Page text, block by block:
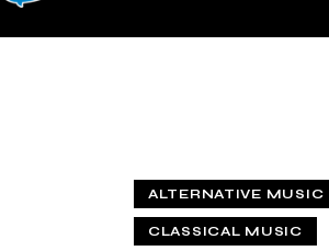
ALTERNATIVE MUSIC
CLASSICAL MUSIC